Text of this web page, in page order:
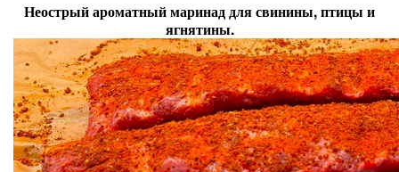
Неострый ароматный маринад для свинины, птицы и
ягнятины.